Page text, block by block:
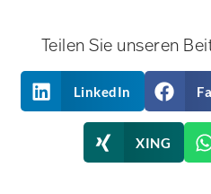
Teilen Sie unseren
LinkedIn
XING